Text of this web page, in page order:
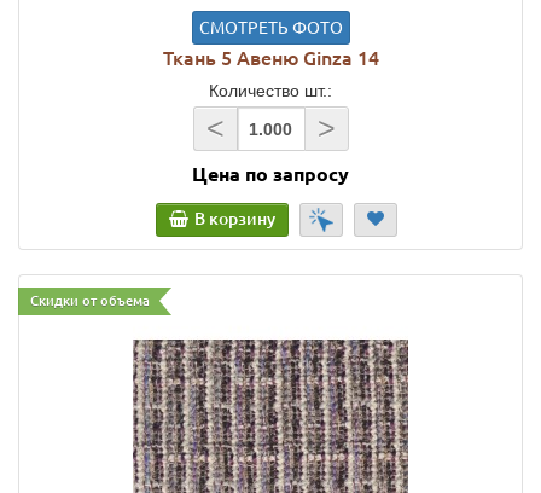
СМОТРЕТЬ ФОТО
Ткань 5 Авеню Ginza 14
Количество шт.:
< >
Цена по запросу
В корзину
Скидки от объема